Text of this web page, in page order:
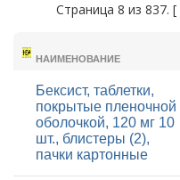
Страница 8 из 837. [
НАИМЕНОВАНИЕ
Бексист, таблетки,
покрытые пленочной
оболочкой, 120 мг 10
шт., блистеры (2),
пачки картонные